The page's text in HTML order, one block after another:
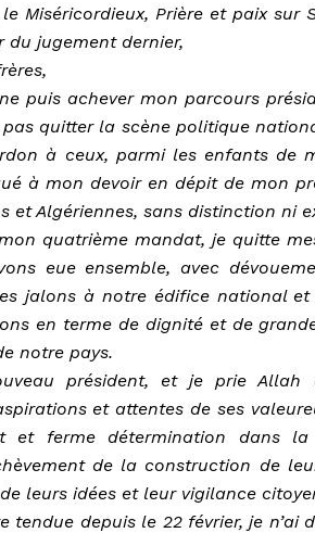
Miséricordieux, Prière et paix sur
du jugement dernier,
puis achever mon parcours
quitter la scène politique
à ceux, parmi les enfants de
à mon devoir en dépit de mon
et Algériennes, sans distinction ni
quatrième mandat, je quitte
eue ensemble, avec
jalons à notre édifice national et
en terme de dignité et de
notre pays.
président, et je prie
et attentes de ses
et ferme détermination dans la
de la construction de
leurs idées et leur vigilance
tendue depuis le 22 février, je n’ai